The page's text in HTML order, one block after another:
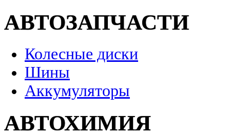
АВТОЗАПЧАСТИ
Колесные диски
Шины
Аккумуляторы
АВТОХИМИЯ